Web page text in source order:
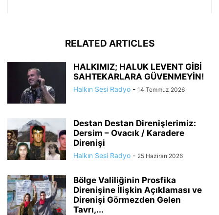
RELATED ARTICLES
HALKIMIZ; HALUK LEVENT GİBİ
SAHTEKARLARA GÜVENMEYİN!
Halkın Sesi Radyo - 14 Temmuz 2026
Destan Destan Direnişlerimiz:
Dersim – Ovacık / Karadere
Direnişi
Halkın Sesi Radyo - 25 Haziran 2026
Bölge Valiliğinin Prosfika
Direnişine İlişkin Açıklaması ve
Direnişi Görmezden Gelen
Tavrı,...